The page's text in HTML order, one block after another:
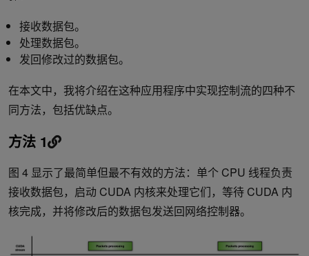
接收数据包。
处理数据包。
发回修改过的数据包。
在本文中，我将介绍在这种应用程序中实现控制流的四种不
同方法，包括优缺点。
方法 1
图 4 显示了最简单但最不有效的方法：单个 CPU 线程负责
接收数据包，启动 CUDA 内核来处理它们，等待 CUDA 内
核完成，并将修改后的数据包发送回网络控制器。